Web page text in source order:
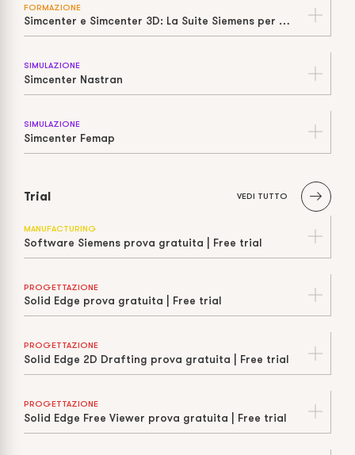
FORMAZIONE
Simcenter e Simcenter 3D: La Suite Siemens per Simulazione e Test
SIMULAZIONE
Simcenter Nastran
SIMULAZIONE
Simcenter Femap
Trial VEDI TUTTO
MANUFACTURING
Software Siemens prova gratuita | Free trial
PROGETTAZIONE
Solid Edge prova gratuita | Free trial
PROGETTAZIONE
Solid Edge 2D Drafting prova gratuita | Free trial
PROGETTAZIONE
Solid Edge Free Viewer prova gratuita | Free trial